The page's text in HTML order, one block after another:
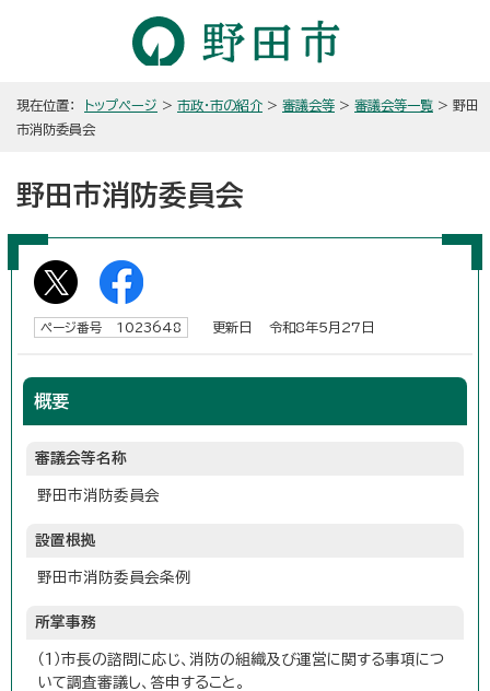
現在位置： トップページ > 市政・市の紹介 > 審議会等 > 審議会等一覧 > 野田
市消防委員会
野田市消防委員会
ページ番号 1023648 更新日 令和8年5月27日
概要
審議会等名称
野田市消防委員会
設置根拠
野田市消防委員会条例
所掌事務
（1）市長の諮問に応じ、消防の組織及び運営に関する事項につ
いて調査審議し、答申すること。